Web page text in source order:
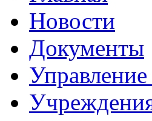
Новости
Документы